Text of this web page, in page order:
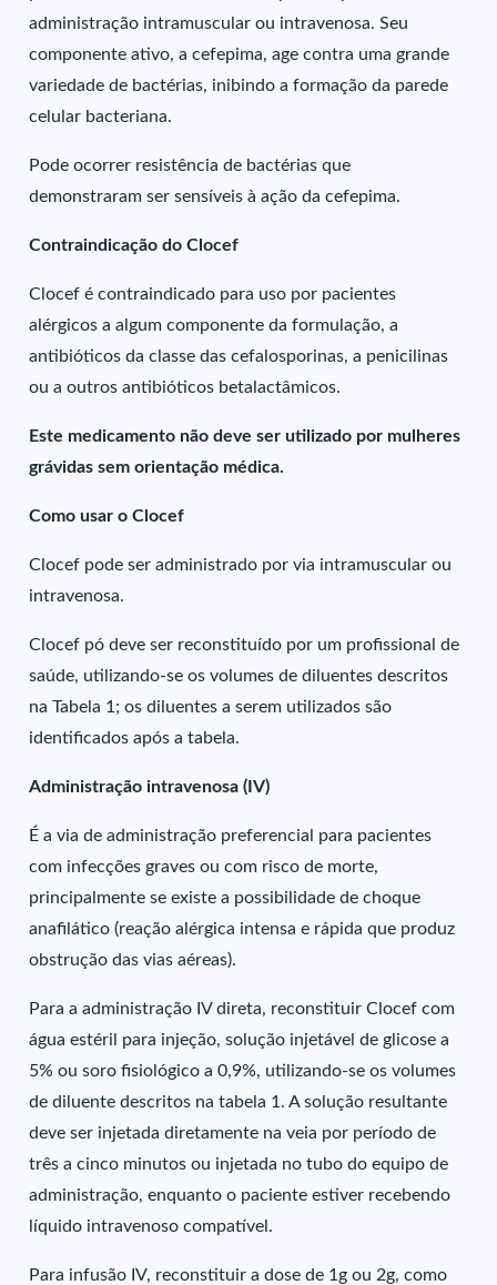
administração intramuscular ou intravenosa. Seu
componente ativo, a cefepima, age contra uma grande
variedade de bactérias, inibindo a formação da parede
celular bacteriana.
Pode ocorrer resistência de bactérias que
demonstraram ser sensíveis à ação da cefepima.
Contraindicação do Clocef
Clocef é contraindicado para uso por pacientes
alérgicos a algum componente da formulação, a
antibióticos da classe das cefalosporinas, a penicilinas
ou a outros antibióticos betalactâmicos.
Este medicamento não deve ser utilizado por mulheres
grávidas sem orientação médica.
Como usar o Clocef
Clocef pode ser administrado por via intramuscular ou
intravenosa.
Clocef pó deve ser reconstituído por um profissional de
saúde, utilizando-se os volumes de diluentes descritos
na Tabela 1; os diluentes a serem utilizados são
identificados após a tabela.
Administração intravenosa (IV)
É a via de administração preferencial para pacientes
com infecções graves ou com risco de morte,
principalmente se existe a possibilidade de choque
anafilático (reação alérgica intensa e rápida que produz
obstrução das vias aéreas).
Para a administração IV direta, reconstituir Clocef com
água estéril para injeção, solução injetável de glicose a
5% ou soro fisiológico a 0,9%, utilizando-se os volumes
de diluente descritos na tabela 1. A solução resultante
deve ser injetada diretamente na veia por período de
três a cinco minutos ou injetada no tubo do equipo de
administração, enquanto o paciente estiver recebendo
líquido intravenoso compatível.
Para infusão IV, reconstituir a dose de 1g ou 2g, como